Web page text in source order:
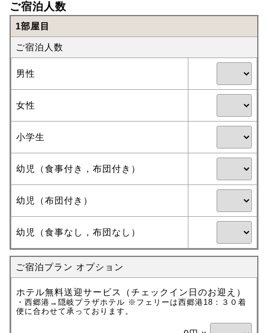
ご宿泊人数
1部屋目
ご宿泊人数
男性
女性
小学生
幼児（食事付き，布団付き）
幼児（布団付き）
幼児（食事なし，布団なし）
ご宿泊プラン オプション
ホテル無料送迎サービス（チェックイン日のお迎え）
・西郷港→隠岐プラザホテル ※フェリーは西郷港18：３０着
便に合わせて承っております。